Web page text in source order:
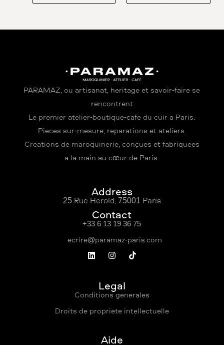
PARAMAZ, où artisanat, héritage et savoir-faire se
rencontrent
Le premier atelier-boutique-café du cuir à Paris.
Pièces sur-mesure, réparations et ateliers.
Créations de maroquinerie, conçues et fabriquées
à la main au cœur de Paris.
Address
25 Rue Hérold, 75001 Paris
Contact
+33 6 13 19 36 75
Légal
Conditions générales
Droits de propriété intellectuelle
Aide